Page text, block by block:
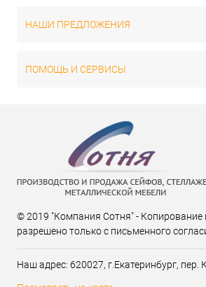
НАШИ ПРЕДЛОЖЕНИЯ
ПОМОЩЬ И СЕРВИСЫ
© 2019 "Компания Сотня" -
разрешено только с письменного
Наш адрес: 620027, г.Екатеринбург, пер.